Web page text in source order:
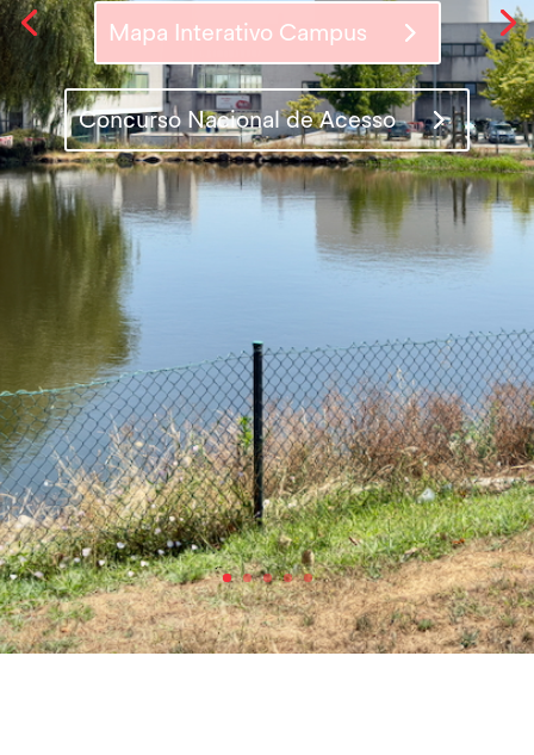
Mapa Interativo Campus
Concurso Nacional de Acesso
Acontece Aqui!
Mapa Interativo Campus